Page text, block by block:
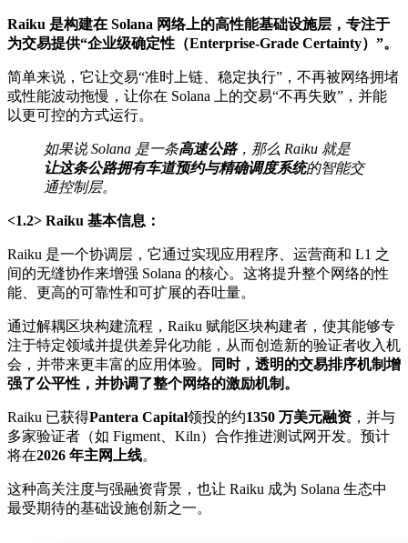
Raiku 是构建在 Solana 网络上的高性能基础设施层，专注于
为交易提供“企业级确定性（Enterprise-Grade Certainty）”。
简单来说，它让交易“准时上链、稳定执行”，不再被网络拥堵
或性能波动拖慢，让你在 Solana 上的交易“不再失败”，并能
以更可控的方式运行。
如果说 Solana 是一条高速公路，那么 Raiku 就是
让这条公路拥有车道预约与精确调度系统的智能交
通控制层。
<1.2> Raiku 基本信息：
Raiku 是一个协调层，它通过实现应用程序、运营商和 L1 之
间的无缝协作来增强 Solana 的核心。这将提升整个网络的性
能、更高的可靠性和可扩展的吞吐量。
通过解耦区块构建流程，Raiku 赋能区块构建者，使其能够专
注于特定领域并提供差异化​​功能，从而创造新的验证者收入机
会，并带来更丰富的应用体验。
同时，透明的交易排序机制增
强了公平性，并协调了整个网络的激励机制。
Raiku 已获得Pantera Capital领投的约1350 万美元融资 ，并与
多家验证者（如 Figment、Kiln）合作推进测试网开发。预计
将在2026 年主网上线。
这种高关注度与强融资背景，也让 Raiku 成为 Solana 生态中
最受期待的基础设施创新之一。